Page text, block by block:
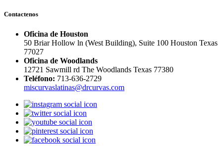
Contactenos
Oficina de Houston
50 Briar Hollow ln (West Building), Suite 100 Houston Texas
77027
Oficina de Woodlands
12721 Sawmill rd The Woodlands Texas 77380
Teléfono: 713-636-2729
miscurvaslatinas@drcurvas.com